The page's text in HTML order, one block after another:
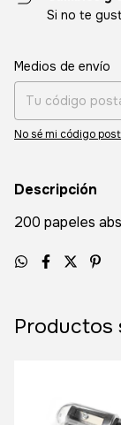
Si no te
Entregas para el CP:
Medios de envío
No sé mi código
Descripción
200 papeles
Productos